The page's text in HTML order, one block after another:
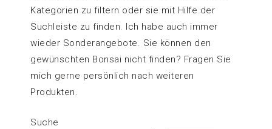
Kategorien zu filtern oder sie mit Hilfe der
Suchleiste zu finden. Ich habe auch immer
wieder Sonderangebote. Sie können den
gewünschten Bonsai nicht finden? Fragen Sie
mich gerne persönlich nach weiteren
Produkten.
Suche